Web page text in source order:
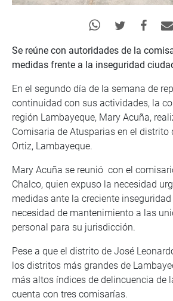
Se reúne con autoridades de la
medidas frente a la inseguridad
En el segundo día de la semana de
continuidad con sus actividades, la
región Lambayeque, Mary Acuña,
Comisaria de Atusparias en el distrito
Ortiz, Lambayeque.
Mary Acuña se reunió con el
Chalco, quien expuso la necesidad
medidas ante la creciente
necesidad de mantenimiento a las
personal para su jurisdicción.
Pese a que el distrito de José
los distritos más grandes de
más altos índices de delincuencia de
cuenta con tres comisarías.